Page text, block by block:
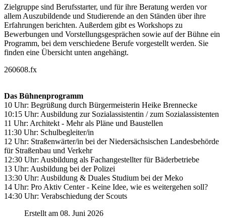
Zielgruppe sind Berufsstarter, und für ihre Beratung werden vor
allem Auszubildende und Studierende an den Ständen über ihre
Erfahrungen berichten. Außerdem gibt es Workshops zu
Bewerbungen und Vorstellungsgesprächen sowie auf der Bühne ein
Programm, bei dem verschiedene Berufe vorgestellt werden. Sie
finden eine Übersicht unten angehängt.
260608.fx
Das Bühnenprogramm
10 Uhr: Begrüßung durch Bürgermeisterin Heike Brennecke
10:15 Uhr: Ausbildung zur Sozialassistentin / zum Sozialassistenten
11 Uhr: Architekt - Mehr als Pläne und Baustellen
11:30 Uhr: Schulbegleiter/in
12 Uhr: Straßenwärter/in bei der Niedersächsischen Landesbehörde
für Straßenbau und Verkehr
12:30 Uhr: Ausbildung als Fachangestellter für Bäderbetriebe
13 Uhr: Ausbildung bei der Polizei
13:30 Uhr: Ausbildung & Duales Studium bei der Meko
14 Uhr: Pro Aktiv Center - Keine Idee, wie es weitergehen soll?
14:30 Uhr: Verabschiedung der Scouts
Erstellt am 08. Juni 2026